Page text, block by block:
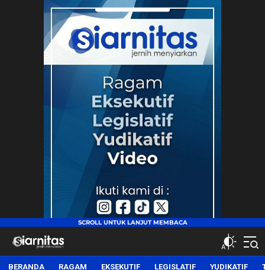
siarnitas
Jernih Menyiarkan
BERANDA RAGAM EKSEKUTIF LEGISLATIF YUDIKATIF